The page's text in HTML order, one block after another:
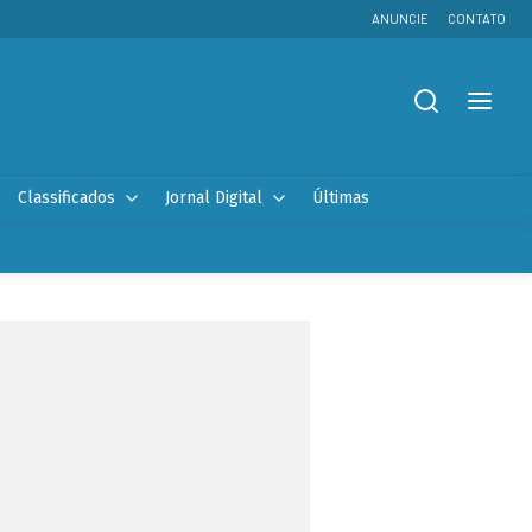
ANUNCIE CONTATO
Classificados Jornal Digital Últimas